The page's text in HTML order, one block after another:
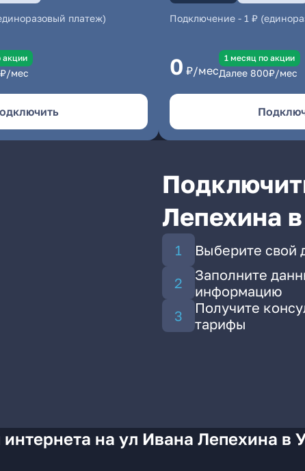
платеж)
акции
₽/мес
Подключение- 1 ₽
0 ₽/мес
1 месяц по акции
Далее 800₽/мес
Лепехина
Выберите свой
Заполните
информацию
Получите
тарифы
на ул Ивана Лепехина в